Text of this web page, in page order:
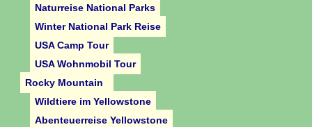
Naturreise National Parks
Winter National Park Reise
USA Camp Tour
USA Wohnmobil Tour
Rocky Mountain
Wildtiere im Yellowstone
Abenteuerreise Yellowstone